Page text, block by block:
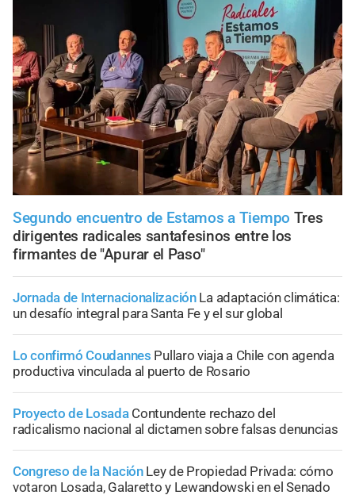
Segundo encuentro de Estamos a Tiempo Tres
dirigentes radicales santafesinos entre los
firmantes de "Apurar el Paso"
Jornada de Internacionalización La adaptación climática:
un desafío integral para Santa Fe y el sur global
Lo confirmó Coudannes Pullaro viaja a Chile con agenda
productiva vinculada al puerto de Rosario
Proyecto de Losada Contundente rechazo del
radicalismo nacional al dictamen sobre falsas denuncias
Congreso de la Nación Ley de Propiedad Privada: cómo
votaron Losada, Galaretto y Lewandowski en el Senado